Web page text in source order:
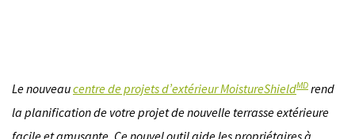
Le nouveaucentre de projets d’extérieur MoistureShieldMD rend
la planification de votre projet de nouvelle terrasse extérieure
facile et amusante. Ce nouvel outil aide les propriétaires à